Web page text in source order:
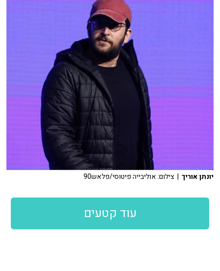
יונתן אוריך | צילום: אוליבייה פיטוסי/פלאש90
עוד קטעים